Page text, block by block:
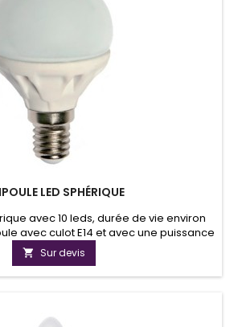
LED SPHÉRIQUE
avec 10 leds, durée de vie environ
avec culot E14 et avec une puissance
lumens.Globe opaque non aveuglant.
 Sur devis